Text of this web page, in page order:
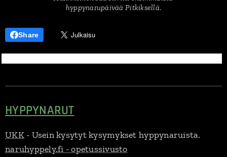
hyppynarupäivää Pitkiksellä.
Share
HYPPYNARUT
UKK- Usein kysytyt kysymykset hyppynaruista.
naruhyppely.fi - opetussivusto